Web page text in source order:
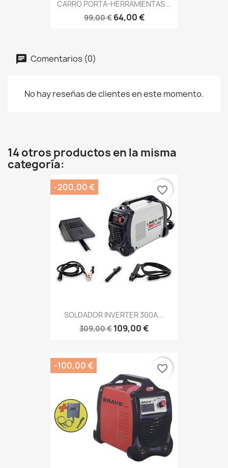
CARRO PORTA-HERRAMIENTAS...
99,00 € 64,00 €
Comentarios (0)
No hay reseñas de clientes en este momento.
14 otros productos en la misma
categoría:
SOLDADOR INVERTER 300A...
309,00 € 109,00 €
-200,00 € favorite_border
-100,00 € favorite_border